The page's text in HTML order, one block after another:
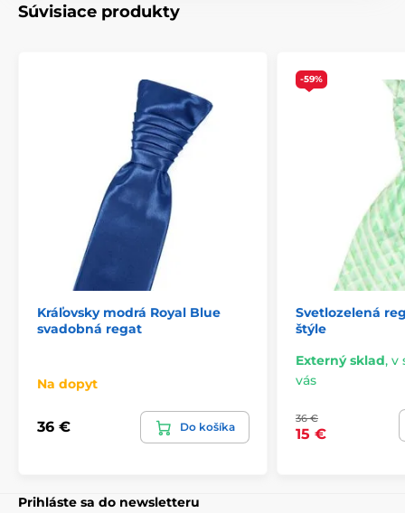
Súvisiace produkty
Kráľovsky modrá Royal Blue
svadobná regat
Na dopyt
36 € Do košíka
-59%
Svetlozelená
štýle
Externý sklad, v
vás
36 €
15 €
Prihláste sa do newsletteru